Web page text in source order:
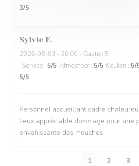
3/5
Sylvie F
2026-08-03 - 20:00 - Gasten 5
Service : 5/5 Atmosfeer : 5/5 Keuken : 5/
5/5
Personnel accueillant cadre
lieux appréciable dommage pour une
envahissante des mouches
1 2 3